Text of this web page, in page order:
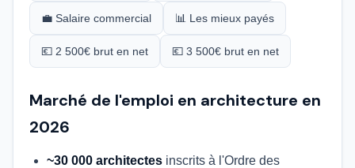
💼 Salaire commercial 📊 Les mieux payés
💶 2 500€ brut en net 💶 3 500€ brut en net
Marché de l'emploi en architecture en
2026
~30 000 architectes inscrits à l'Ordre des